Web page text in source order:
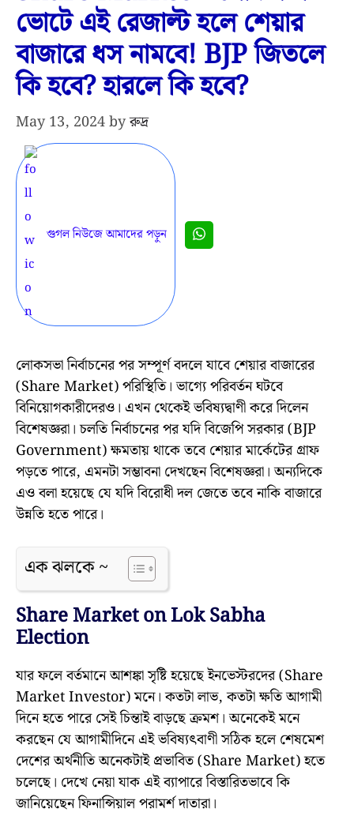
ভোটে এই রেজাল্ট হলে শেয়ার
বাজারে ধস নামবে! BJP জিতলে
কি হবে? হারলে কি হবে?
May 13, 2024byরুদ্র
গুগল নিউজে আমাদের পড়ুন
লোকসভা নির্বাচনের পর সম্পূর্ণ বদলে যাবে শেয়ার বাজারের
(Share Market) পরিস্থিতি। ভাগ্যে পরিবর্তন ঘটবে
বিনিয়োগকারীদেরও। এখন থেকেই ভবিষ্যদ্বাণী করে দিলেন
বিশেষজ্ঞরা। চলতি নির্বাচনের পর যদি বিজেপি সরকার (BJP
Government) ক্ষমতায় থাকে তবে শেয়ার মার্কেটের গ্রাফ
পড়তে পারে, এমনটা সম্ভাবনা দেখছেন বিশেষজ্ঞরা। অন্যদিকে
এও বলা হয়েছে যে যদি বিরোধী দল জেতে তবে নাকি বাজারে
উন্নতি হতে পারে।
এক ঝলকে ~
Share Market on Lok Sabha
Election
যার ফলে বর্তমানে আশঙ্কা সৃষ্টি হয়েছে ইনভেস্টরদের (Share
Market Investor) মনে। কতটা লাভ, কতটা ক্ষতি আগামী
দিনে হতে পারে সেই চিন্তাই বাড়ছে ক্রমশ। অনেকেই মনে
করছেন যে আগামীদিনে এই ভবিষ্যৎবাণী সঠিক হলে শেষমেশ
দেশের অর্থনীতি অনেকটাই প্রভাবিত (Share Market) হতে
চলেছে। দেখে নেয়া যাক এই ব্যাপারে বিস্তারিতভাবে কি
জানিয়েছেন ফিনান্সিয়াল পরামর্শ দাতারা।